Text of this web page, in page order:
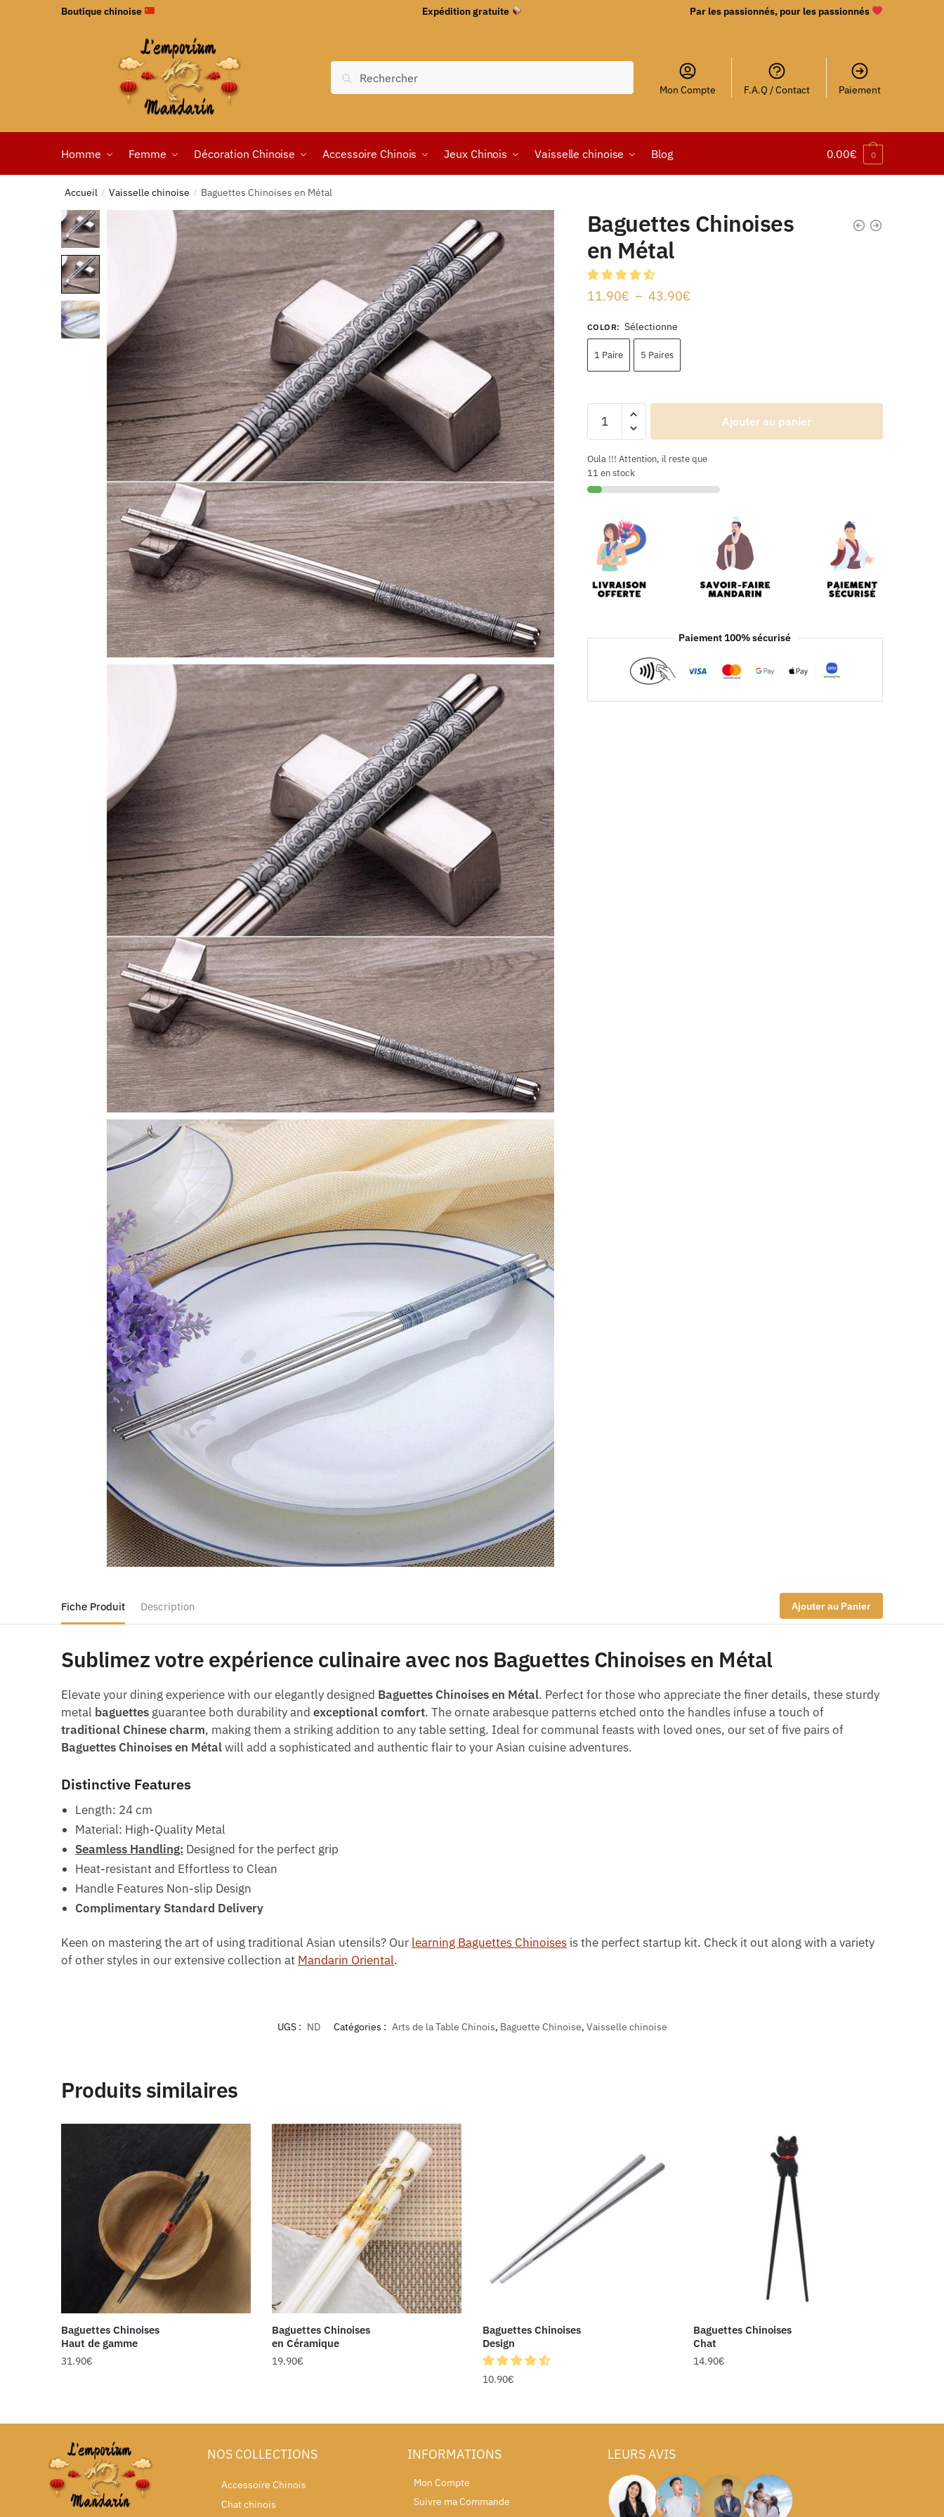
Boutique chinoise Expédition gratuite Par les passionnés, pour les passionnés
Recherche
Mon Compte F.A.Q / Contact Paiement
Homme Femme Décoration Chinoise Accessoire Chinois Jeux Chinois Vaisselle chinoise Blog 0.00€ 0
Accueil / Vaisselle chinoise / Baguettes Chinoises en Métal
Baguettes Chinoises
en Métal
11.90€ – 43.90€
COLOR: Sélectionne
1 Paire 5 Paires
Ajouter au panier
Oula !!! Attention, il reste que
11 en stock
Paiement 100% sécurisé
Fiche Produit Description Ajouter au Panier
Sublimez votre expérience culinaire avec nos Baguettes Chinoises en Métal
Elevate your dining experience with our elegantly designed Baguettes Chinoises en Métal. Perfect for those who appreciate the finer details, these sturdy
metal baguettesguarantee both durability andexceptional comfort. The ornate arabesque patterns etched onto the handles infuse a touch of
traditional Chinese charm, making them a striking addition to any table setting. Ideal for communal feasts with loved ones, our set of five pairs of
Baguettes Chinoises en Métalwill add a sophisticated and authentic flair to your Asian cuisine adventures.
Distinctive Features
Length: 24 cm
Material: High-Quality Metal
Seamless Handling: Designed for the perfect grip
Heat-resistant and Effortless to Clean
Handle Features Non-slip Design
Complimentary Standard Delivery
Keen on mastering the art of using traditional Asian utensils? Our learning Baguettes Chinoises is the perfect startup kit. Check it out along with a variety
of other styles in our extensive collection at Mandarin Oriental.
UGS : ND Catégories : Arts de la Table Chinois, Baguette Chinoise, Vaisselle chinoise
Produits similaires
Baguettes Chinoises
Haut de gamme
31.90€
Baguettes Chinoises
en Céramique
19.90€
Baguettes Chinoises
Design
10.90€
Baguettes Chinoises
Chat
14.90€
NOS COLLECTIONS
Accessoire Chinois
Chat chinois
INFORMATIONS
Mon Compte
Suivre ma Commande
LEURS AVIS